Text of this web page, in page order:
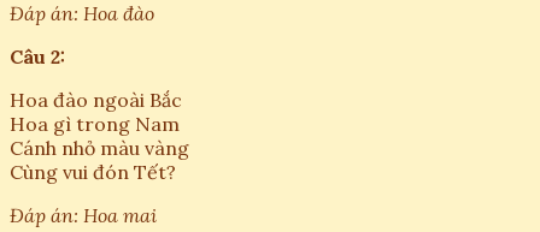
Đáp án: Hoa đào
Câu 2:
Hoa đào ngoài Bắc
Hoa gì trong Nam
Cánh nhỏ màu vàng
Cùng vui đón Tết?
Đáp án: Hoa mai